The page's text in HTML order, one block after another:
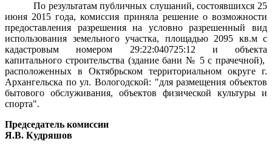
По результатам публичных слушаний, состоявшихся 25
июня 2015 года, комиссия приняла решение о возможности
предоставления разрешения на условно разрешенный вид
использования земельного участка, площадью 2095 кв.м с
кадастровым номером 29:22:040725:12 и объекта
капитального строительства (здание бани № 5 с прачечной),
расположенных в Октябрьском территориальном округе г.
Архангельска по ул. Вологодской: "для размещения объектов
бытового обслуживания, объектов физической культуры и
спорта".
Председатель комиссии
Я.В. Кудряшов